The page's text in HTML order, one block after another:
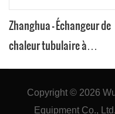
Zhanghua - Échangeur de
chaleur tubulaire à
refroidissement par eau
condenseur à calandre
économique
Copyright © 2026
Equipment Co., Ltd.